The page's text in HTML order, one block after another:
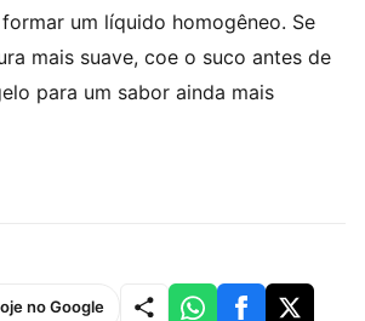
um líquido homogêneo. Se
mais suave, coe o suco antes de
para um sabor ainda mais
no Google